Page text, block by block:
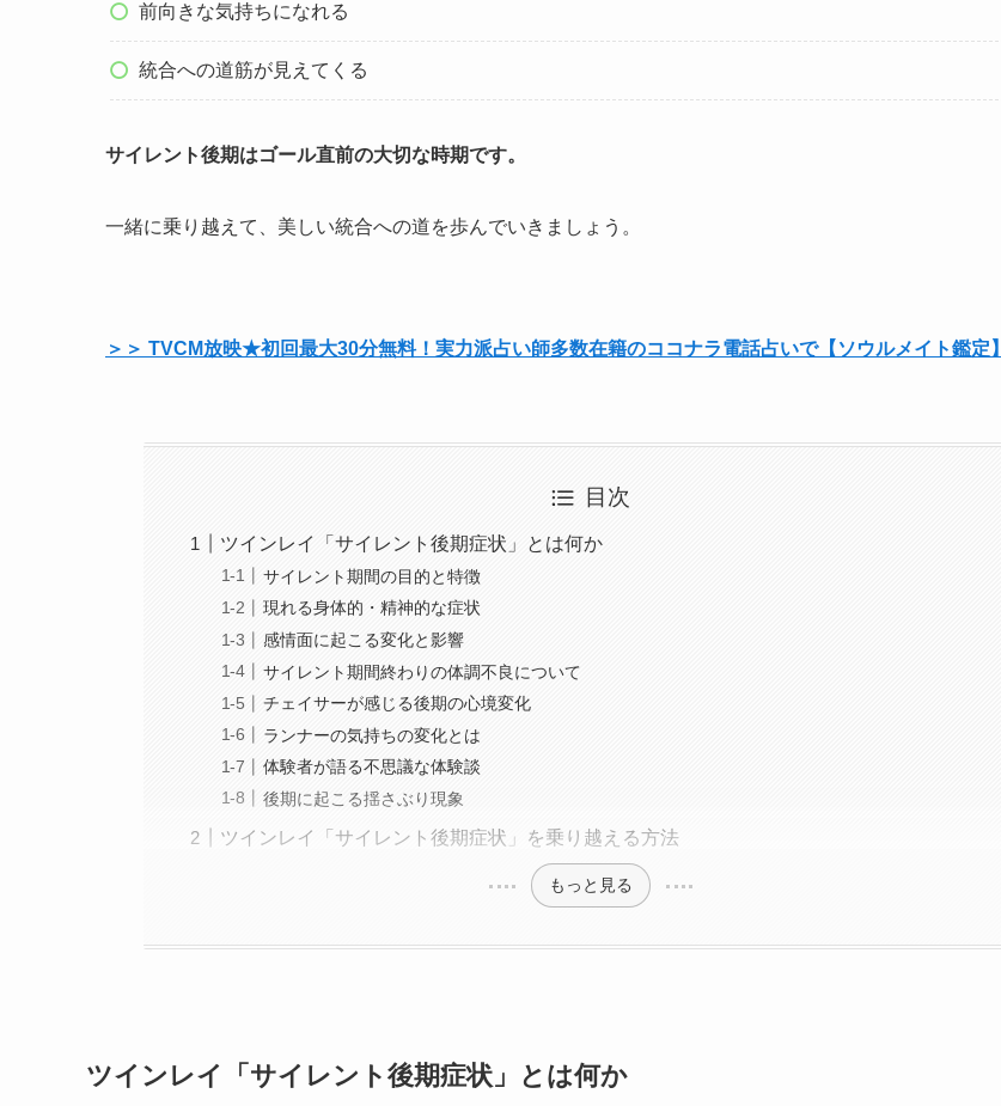
前向きな気持ちになれる
統合への道筋が見えてくる
サイレント後期はゴール直前の大切な時期です。
一緒に乗り越えて、美しい統合への道を歩んでいきましょう。
＞＞ TVCM放映★初回最大30分無料！実力派占い師多数在籍のココナラ電話占いで【ソウルメイト鑑定】
目次
ツインレイ「サイレント後期症状」とは何か
サイレント期間の目的と特徴
現れる身体的・精神的な症状
感情面に起こる変化と影響
サイレント期間終わりの体調不良について
チェイサーが感じる後期の心境変化
ランナーの気持ちの変化とは
体験者が語る不思議な体験談
後期に起こる揺さぶり現象
ツインレイ「サイレント後期症状」を乗り越える方法
もっと見る
ツインレイ「サイレント後期症状」とは何か